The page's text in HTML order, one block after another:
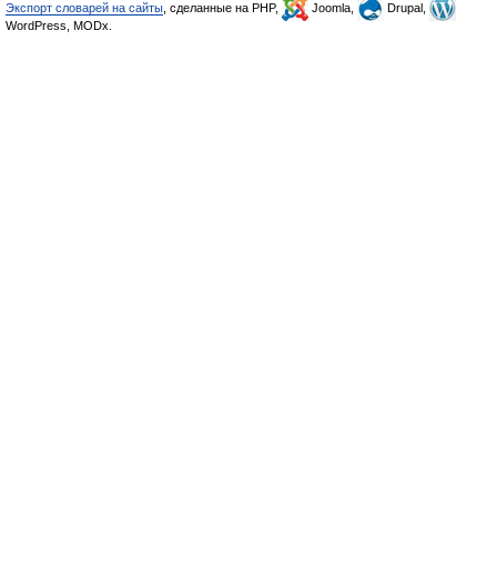
Экспорт словарей на сайты , сделанные на PHP, Joomla,
Drupal,
WordPress, MODx.